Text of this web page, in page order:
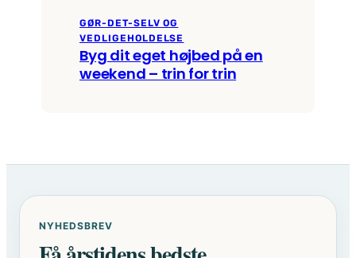
GØR-DET-SELV OG
VEDLIGEHOLDELSE
Byg dit eget højbed på en
weekend – trin for trin
NYHEDSBREV